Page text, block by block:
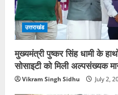
उत्तराखंड
मुख्यमंत्री पुष्कर सिंह धामी के
सोसाइटी को मिली अल्पसंख्यक
Vikram Singh Sidhu July 2,